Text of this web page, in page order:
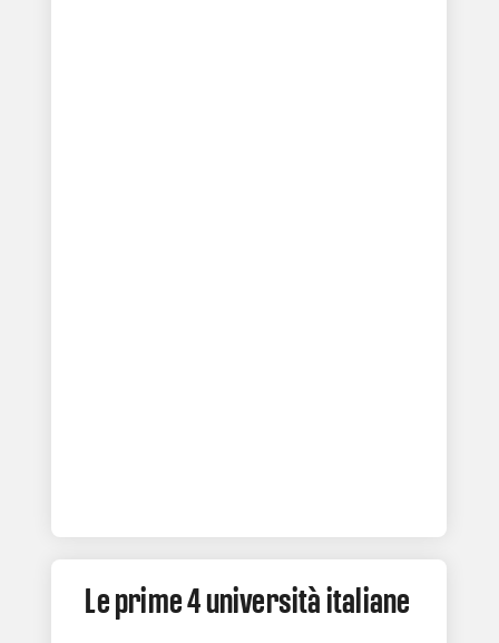
Le prime 4 università italiane